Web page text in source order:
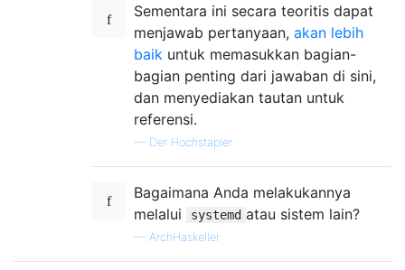
Sementara ini secara teoritis dapat
menjawab pertanyaan, akan lebih
baik untuk memasukkan bagian-
bagian penting dari jawaban di sini,
dan menyediakan tautan untuk
referensi.
— Der Hochstapler
Bagaimana Anda melakukannya
melalui
systemd atau sistem lain?
— ArchHaskeller